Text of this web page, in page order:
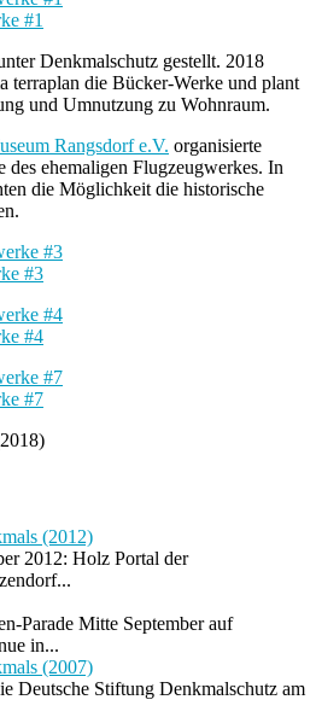
#1
Denkmalschutz gestellt. 2018
terraplan die Bücker-Werke und plant
und Umnutzung zu Wohnraum.
Rangsdorf e.V. organisierte
des ehemaligen Flugzeugwerkes. In
die Möglichkeit die historische
#3
#4
#7
(2012)
2012: Holz Portal der
Parade Mitte September auf
in...
(2007)
Deutsche Stiftung Denkmalschutz am